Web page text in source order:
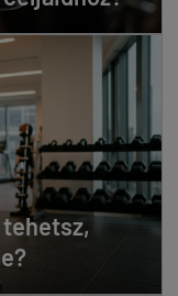
tehetsz,